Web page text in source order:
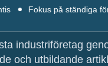
på ständiga
industriföretag
och utbildande